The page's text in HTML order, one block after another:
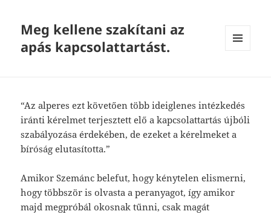
Meg kellene szakítani az
apás kapcsolattartást.
“Az alperes ezt követően több ideiglenes intézkedés
iránti kérelmet terjesztett elő a kapcsolattartás újbóli
szabályozása érdekében, de ezeket a kérelmeket a
bíróság elutasította.”
Amikor Szemánc belefut, hogy kénytelen elismerni,
hogy többször is olvasta a peranyagot, így amikor
majd megpróbál okosnak tűnni, csak magát